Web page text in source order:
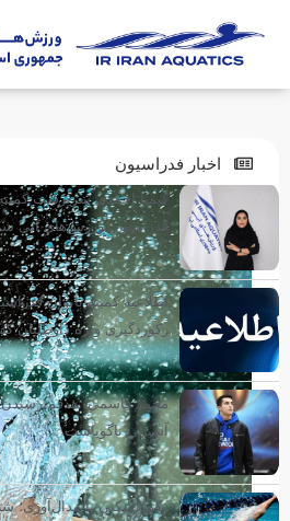
اخبار فدراسیون
کیمیا احمدی سرپرست
فدراسیون ورزش‌های آبی
اطلاعیه کمیته بانوان
رکوردگیری ویژه داوطلبان
آسیایی ناگویاست
رکوردشکنی یا مدال‌آوری؛